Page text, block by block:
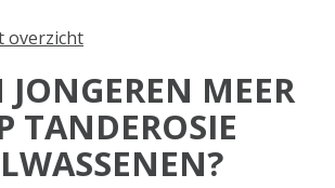
overzicht
JONGEREN MEER
TANDEROSIE